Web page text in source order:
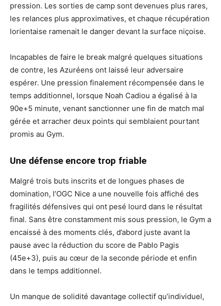
pression. Les sorties de camp sont devenues plus rares,
les relances plus approximatives, et chaque récupération
lorientaise ramenait le danger devant la surface niçoise.
Incapables de faire le break malgré quelques situations
de contre, les Azuréens ont laissé leur adversaire
espérer. Une pression finalement récompensée dans le
temps additionnel, lorsque Noah Cadiou a égalisé à la
90e+5 minute, venant sanctionner une fin de match mal
gérée et arracher deux points qui semblaient pourtant
promis au Gym.
Une défense encore trop friable
Malgré trois buts inscrits et de longues phases de
domination, l’OGC Nice a une nouvelle fois affiché des
fragilités défensives qui ont pesé lourd dans le résultat
final. Sans être constamment mis sous pression, le Gym a
encaissé à des moments clés, d’abord juste avant la
pause avec la réduction du score de Pablo Pagis
(45e+3), puis au cœur de la seconde période et enfin
dans le temps additionnel.
Un manque de solidité davantage collectif qu’individuel,